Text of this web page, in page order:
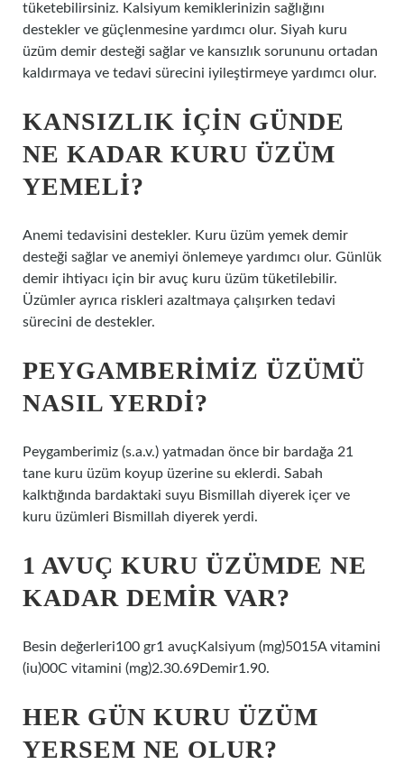
tüketebilirsiniz. Kalsiyum kemiklerinizin sağlığını
destekler ve güçlenmesine yardımcı olur. Siyah kuru
üzüm demir desteği sağlar ve kansızlık sorununu ortadan
kaldırmaya ve tedavi sürecini iyileştirmeye yardımcı olur.
KANSIZLIK IÇIN GÜNDE
NE KADAR KURU ÜZÜM
YEMELI?
Anemi tedavisini destekler. Kuru üzüm yemek demir
desteği sağlar ve anemiyi önlemeye yardımcı olur. Günlük
demir ihtiyacı için bir avuç kuru üzüm tüketilebilir.
Üzümler ayrıca riskleri azaltmaya çalışırken tedavi
sürecini de destekler.
PEYGAMBERIMIZ ÜZÜMÜ
NASIL YERDI?
Peygamberimiz (s.a.v.) yatmadan önce bir bardağa 21
tane kuru üzüm koyup üzerine su eklerdi. Sabah
kalktığında bardaktaki suyu Bismillah diyerek içer ve
kuru üzümleri Bismillah diyerek yerdi.
1 AVUÇ KURU ÜZÜMDE NE
KADAR DEMIR VAR?
Besin değerleri100 gr1 avuçKalsiyum (mg)5015A vitamini
(iu)00C vitamini (mg)2.30.69Demir1.90.
HER GÜN KURU ÜZÜM
YERSEM NE OLUR?